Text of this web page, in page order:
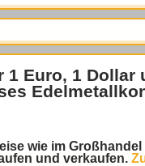
1 Euro, 1 Dollar
wie im
und verkaufen.